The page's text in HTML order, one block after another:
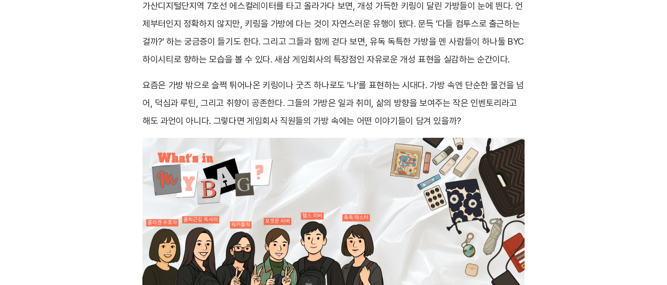
가산디지털단지역 7호선 에스컬레이터를 타고 올라가다 보면, 개성 가득한 키링이 달린 가방들이 눈에 띈다. 언
제부터인지 정확하지 않지만, 키링을 가방에 다는 것이 자연스러운 유행이 됐다. 문득 ‘다들 컴투스로 출근하는
걸까?’ 하는 궁금증이 들기도 한다. 그리고 그들과 함께 걷다 보면, 유독 독특한 가방을 멘 사람들이 하나둘 BYC
하이시티로 향하는 모습을 볼 수 있다. 새삼 게임회사의 특장점인 자유로운 개성 표현을 실감하는 순간이다.
요즘은 가방 밖으로 슬쩍 튀어나온 키링이나 굿즈 하나로도 ‘나’를 표현하는 시대다. 가방 속엔 단순한 물건을 넘
어, 덕심과 루틴, 그리고 취향이 공존한다. 그들의 가방은 일과 취미, 삶의 방향을 보여주는 작은 인벤토리라고
해도 과언이 아니다. 그렇다면 게임회사 직원들의 가방 속에는 어떤 이야기들이 담겨 있을까?